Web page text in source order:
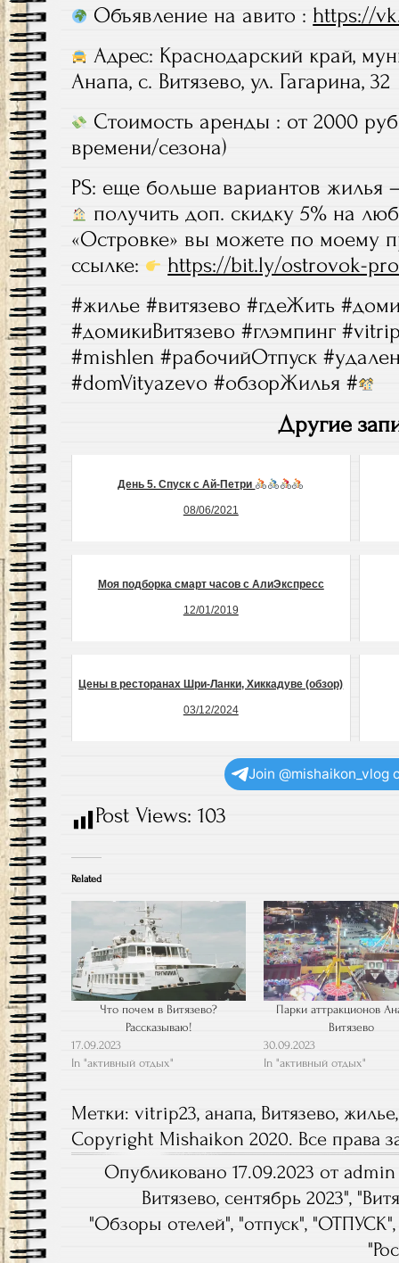
Объявление на авито : https://
Адрес: Краснодарский край,
Анапа, с. Витязево, ул. Гагарина, 32
Стоимость аренды : от 2000 руб
времени/сезона)
PS: еще больше вариантов
получить доп. скидку 5% на
«Островке» вы можете по моему
ссылке:
https://bit.ly/ostrovok-
#жилье #витязево #гдеЖить
#домикиВитязево #глэмпинг
#mishlen #рабочийОтпуск
#domVityazevo #обзорЖилья #
Другие
День 5. Спуск с Ай-Петри
08/06/2021
Моя подборка смарт часов с АлиЭкспресс
12/01/2019
Цены в ресторанах Шри-Ланки, Хиккадуве (обзор)
03/12/2024
Join @mishaikon_vlog
Post Views: 103
Related
Что почем в Витязево?
Рассказываю!
17.09.2023
In "активный отдых"
Парки аттракционов
Витязево
30.09.2023
In "активный отдых"
Метки: vitrip23, анапа, Витязево, жилье
Copyright Mishaikon 2020. Все права
Опубликовано 17.09.2023 от admin
Витязево, сентябрь 2023", "
"Обзоры отелей", "отпуск", "ОТПУСК
"